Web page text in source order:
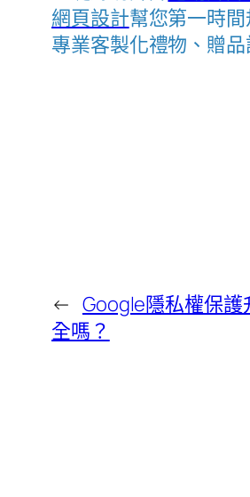
網頁設計幫您第一時
專業客製化禮物、贈
← Google隱私權保
全嗎？